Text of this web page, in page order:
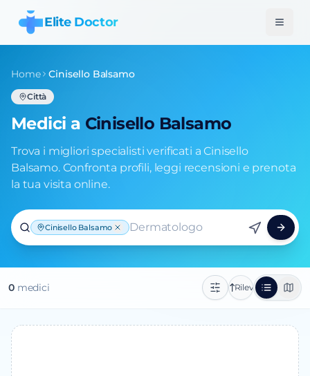
Elite Doctor
Home Cinisello Balsamo
Città
Medici a Cinisello Balsamo
Trova i migliori specialisti verificati a Cinisello
Balsamo. Confronta profili, leggi recensioni e prenota
la tua visita online.
Cinisello Balsamo Dermatologo
0medici Rilevanza